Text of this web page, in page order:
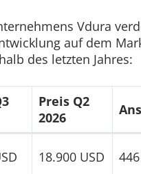
Vdura
auf dem
des letzten Jahres:
Preis Q2
2026
18.900 USD